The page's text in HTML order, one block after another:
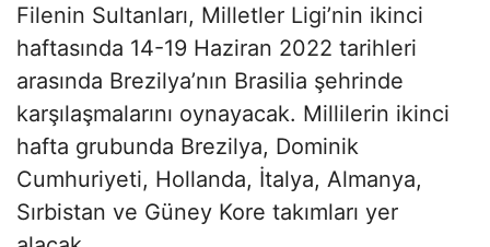
Filenin Sultanları, Milletler Ligi’nin ikinci
haftasında 14-19 Haziran 2022 tarihleri
arasında Brezilya’nın Brasilia şehrinde
karşılaşmalarını oynayacak. Millilerin ikinci
hafta grubunda Brezilya, Dominik
Cumhuriyeti, Hollanda, İtalya, Almanya,
Sırbistan ve Güney Kore takımları yer